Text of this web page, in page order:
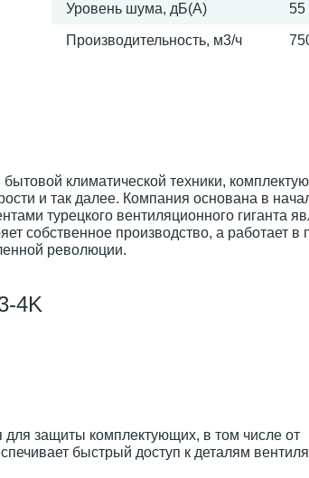
Уровень шума, дБ(А) 55
Производительность, м3/ч
климатической техники,
и так далее. Компания основана в
турецкого вентиляционного гиганта
собственное производство, а работает в
революции.
4K
защиты комплектующих, в том числе от
быстрый доступ к деталям